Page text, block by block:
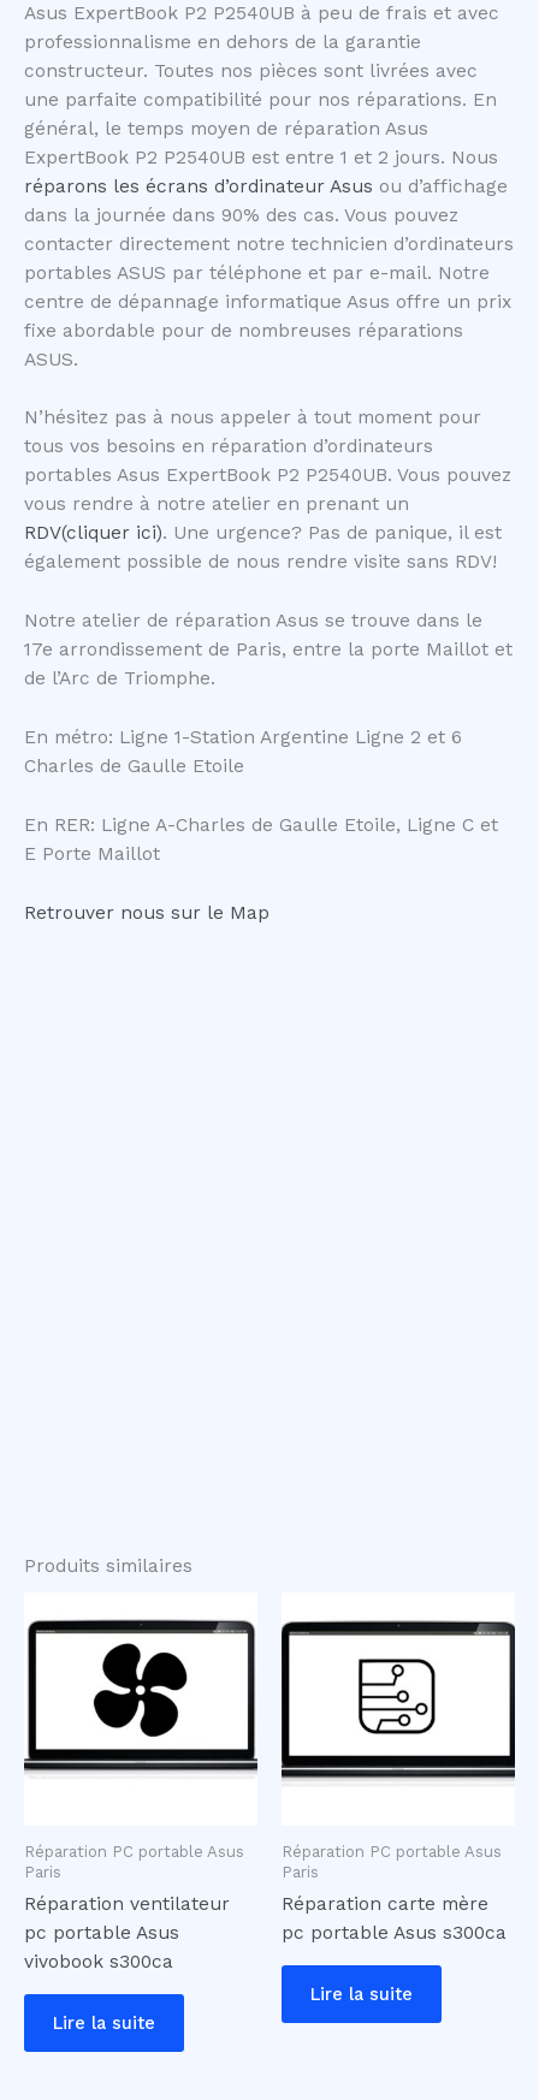
Asus ExpertBook P2 P2540UB à peu de frais et avec
professionnalisme en dehors de la garantie
constructeur. Toutes nos pièces sont livrées avec
une parfaite compatibilité pour nos réparations. En
général, le temps moyen de réparation Asus
ExpertBook P2 P2540UB est entre 1 et 2 jours. Nous
réparons les écrans d’ordinateur Asus ou d’affichage
dans la journée dans 90% des cas. Vous pouvez
contacter directement notre technicien d’ordinateurs
portables ASUS par téléphone et par e-mail. Notre
centre de dépannage informatique Asus offre un prix
fixe abordable pour de nombreuses réparations
ASUS.
N’hésitez pas à nous appeler à tout moment pour
tous vos besoins en réparation d’ordinateurs
portables Asus ExpertBook P2 P2540UB. Vous pouvez
vous rendre à notre atelier en prenant un
RDV(cliquer ici). Une urgence? Pas de panique, il est
également possible de nous rendre visite sans RDV!
Notre atelier de réparation Asus se trouve dans le
17e arrondissement de Paris, entre la porte Maillot et
de l’Arc de Triomphe.
En métro: Ligne 1-Station Argentine Ligne 2 et 6
Charles de Gaulle Etoile
En RER: Ligne A-Charles de Gaulle Etoile, Ligne C et
E Porte Maillot
Retrouver nous sur le Map
Produits similaires
Réparation PC portable Asus
Paris
Réparation ventilateur
pc portable Asus
vivobook s300ca
Lire la suite
Réparation PC portable Asus
Paris
Réparation carte mère
pc portable Asus s300ca
Lire la suite